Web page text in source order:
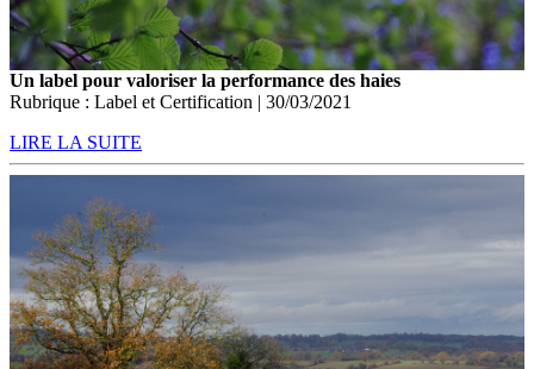
Un label pour valoriser la performance des haies
Rubrique : Label et Certification | 30/03/2021
LIRE LA SUITE